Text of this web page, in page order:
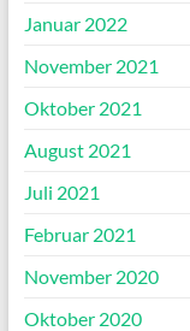
Januar 2022
November 2021
Oktober 2021
August 2021
Juli 2021
Februar 2021
November 2020
Oktober 2020